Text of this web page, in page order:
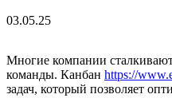
03.05.25
Многие компании
команды. Канбан https://
задач, который позволяет